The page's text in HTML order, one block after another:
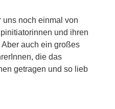
uns noch einmal von
und ihren
auch ein großes
die das
getragen und so lieb